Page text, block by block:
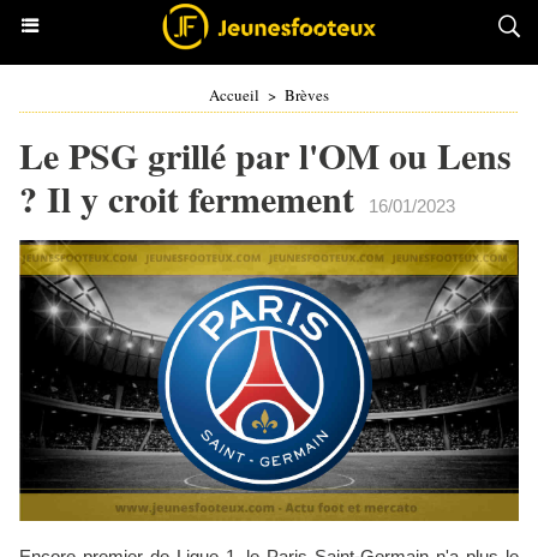
Accueil > Brèves
Le PSG grillé par l'OM ou Lens
? Il y croit fermement
16/01/2023